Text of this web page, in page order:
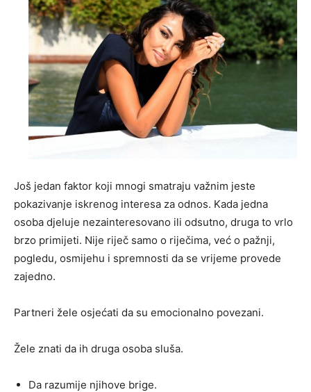
Još jedan faktor koji mnogi smatraju važnim jeste
pokazivanje iskrenog interesa za odnos. Kada jedna
osoba djeluje nezainteresovano ili odsutno, druga to vrlo
brzo primijeti. Nije riječ samo o riječima, već o pažnji,
pogledu, osmijehu i spremnosti da se vrijeme provede
zajedno.
Partneri žele osjećati da su emocionalno povezani.
Žele znati da ih druga osoba sluša.
Da razumije njihove brige.